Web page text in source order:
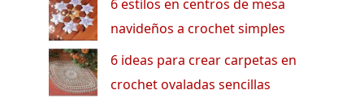
6 estilos en centros de mesa
navideños a crochet simples
6 ideas para crear carpetas en
crochet ovaladas sencillas